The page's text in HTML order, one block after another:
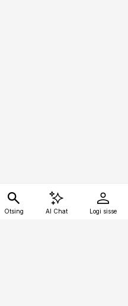
Otsing AI Chat Logi sisse